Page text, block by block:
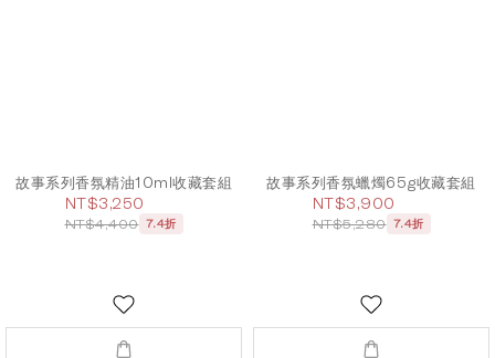
故事系列香氛精油10ml收藏套組
NT$3,250
NT$4,400 7.4折
故事系列香氛蠟燭65g收藏套組
NT$3,900
NT$5,280 7.4折